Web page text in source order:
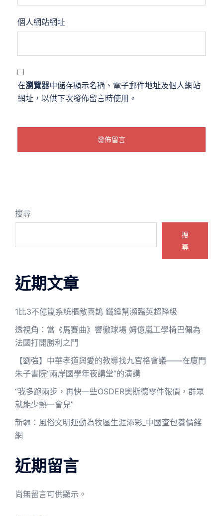
個人網站網址
在瀏覽器中儲存顯示名稱、電子郵件地址及個人網站
網址，以供下次發佈留言時使用。
搜尋
搜
尋
近期文章
1比3不億嵐系統櫃敵喜鵲 鐵錘幫瀕臨英超降級
透視角：當《馬賽曲》響徹球場 姆億嵐工學椅巴佩為
法國打開勝利之門
【劉強】中華孝道與愛的教導找九宮格會議——在廈門
朱子書院“兩岸國學年夜講堂”的演講
“我多跑兩步，再快一些OSDER奧斯德零件報價，群眾
就能少熱一會兒”
新疆：風俗文明運動為牧區生涯添彩_中國查包養價錢
網
近期留言
尚無留言可供顯示。